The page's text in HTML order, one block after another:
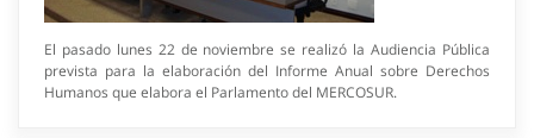
El pasado lunes 22 de noviembre se realizó la Audiencia Pública
prevista para la elaboración del Informe Anual sobre Derechos
Humanos que elabora el Parlamento del MERCOSUR.